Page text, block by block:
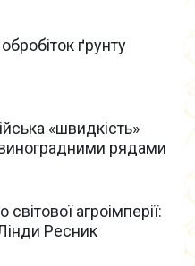
ґрунту
«швидкість»
рядами
агроімперії:
Ресник